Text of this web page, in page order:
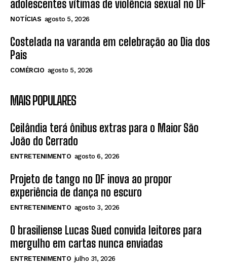
adolescentes vítimas de violência sexual no DF
NOTÍCIAS agosto 5, 2026
Costelada na varanda em celebração ao Dia dos
Pais
COMÉRCIO agosto 5, 2026
MAIS POPULARES
Ceilândia terá ônibus extras para o Maior São
João do Cerrado
ENTRETENIMENTO agosto 6, 2026
Projeto de tango no DF inova ao propor
experiência de dança no escuro
ENTRETENIMENTO agosto 3, 2026
O brasiliense Lucas Sued convida leitores para
mergulho em cartas nunca enviadas
ENTRETENIMENTO julho 31, 2026